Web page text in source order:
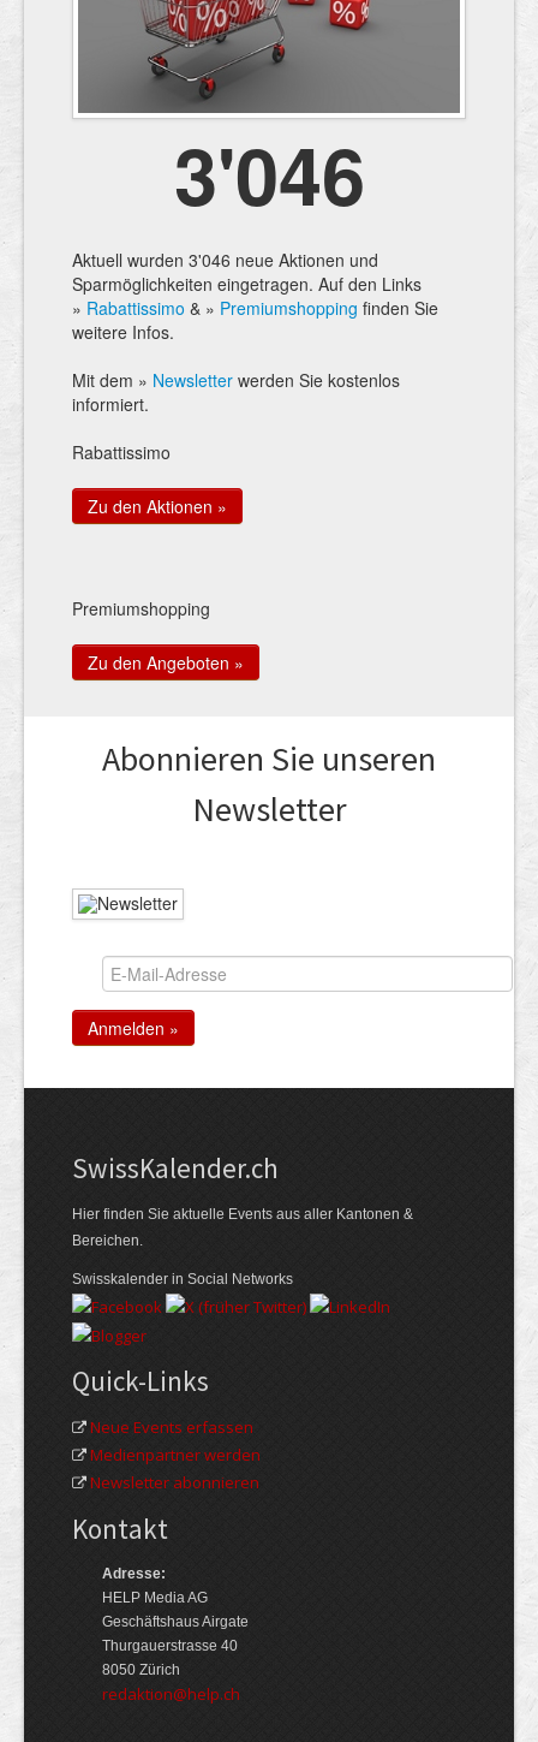
3'046
Aktuell wurden 3'046 neue Aktionen und
Sparmöglichkeiten eingetragen. Auf den Links
» Rabattissimo & » Premiumshopping finden Sie
weitere Infos.
Mit dem » Newsletter werden Sie kostenlos
informiert.
Rabattissimo
Zu den Aktionen »
Premiumshopping
Zu den Angeboten »
Abonnieren Sie unseren
News­letter
Swiss­Kalender.ch
Hier finden Sie aktuelle Events aus aller Kantonen &
Bereichen.
Swisskalender in Social Networks
Quick-Links
Neue Events erfassen
Medienpartner werden
Newsletter abonnieren
Kontakt
Adresse:
HELP Media AG
Geschäftshaus Airgate
Thurgauerstrasse 40
8050 Zürich
redaktion@help.ch